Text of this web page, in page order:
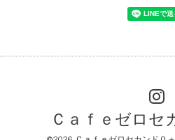
Ｃａｆｅゼロセ